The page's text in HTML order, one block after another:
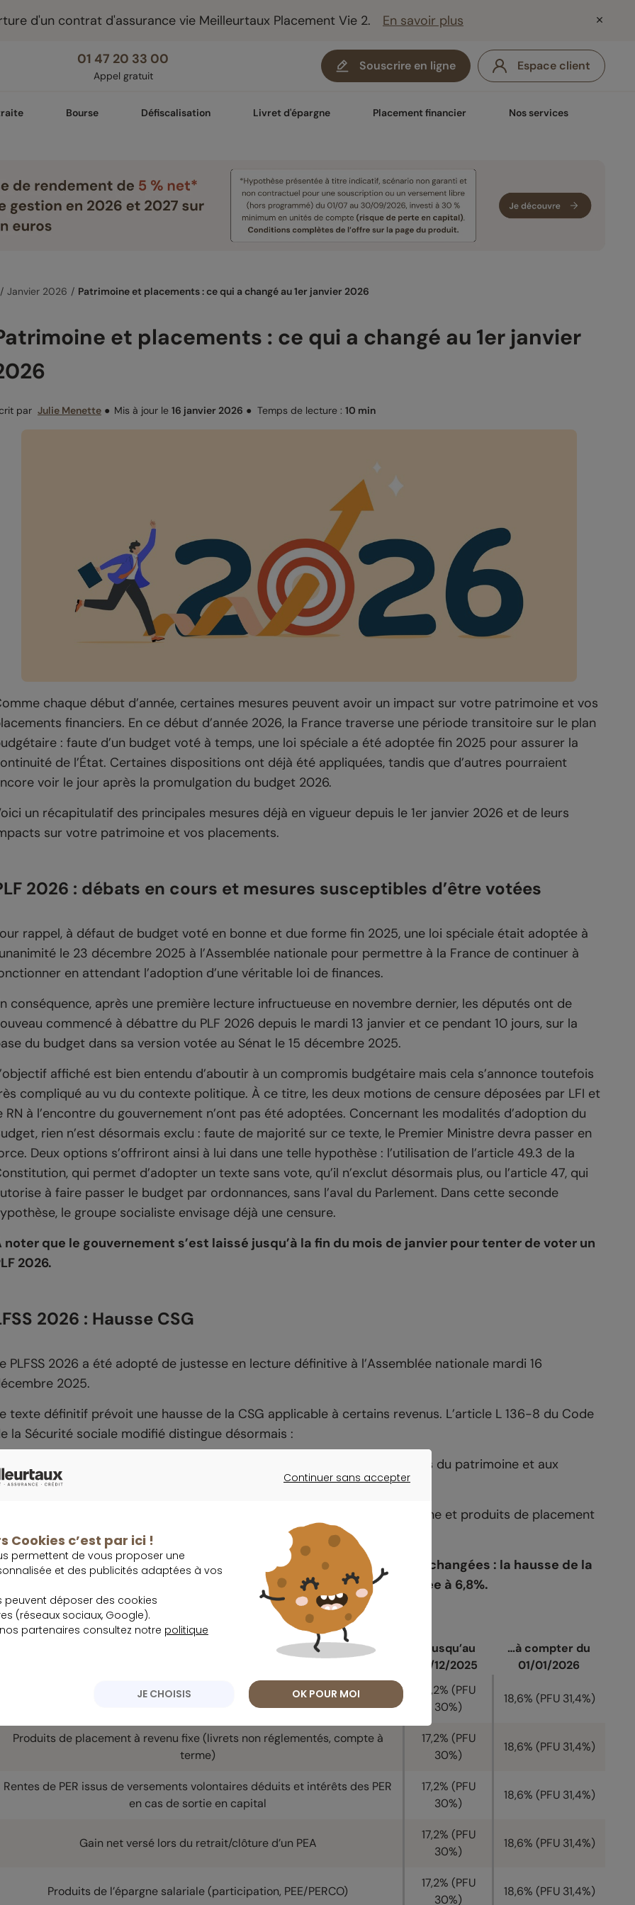
d'un contrat d'assurance vie Meilleurtaux Placement Vie 2. En savoir plus
01 47 20 33 00
Appel gratuit
Souscrire en ligne Espace client
Bourse Défiscalisation Livret d'épargne Placement financier Nos services
Janvier 2026 Patrimoine et placements : ce qui a changé au 1er janvier 2026
et placements : ce qui a changé au 1er janvier
par Julie Menette ● Mis à jour le 16 janvier 2026 ● Temps de lecture : 10 min
chaque début d’année, certaines mesures peuvent avoir un impact sur votre patrimoine et vos
financiers. En ce début d’année 2026, la France traverse une période transitoire sur le plan
: faute d’un budget voté à temps, une loi spéciale a été adoptée fin 2025 pour assurer la
de l’État. Certaines dispositions ont déjà été appliquées, tandis que d’autres pourraient
voir le jour après la promulgation du budget 2026.
un récapitulatif des principales mesures déjà en vigueur depuis le 1er janvier 2026 et de leurs
sur votre patrimoine et vos placements.
2026 : débats en cours et mesures susceptibles d’être votées
rappel, à défaut de budget voté en bonne et due forme fin 2025, une loi spéciale était adoptée à
le 23 décembre 2025 à l’Assemblée nationale pour permettre à la France de continuer à
en attendant l’adoption d’une véritable loi de finances.
conséquence, après une première lecture infructueuse en novembre dernier, les députés ont de
commencé à débattre du PLF 2026 depuis le mardi 13 janvier et ce pendant 10 jours, sur la
du budget dans sa version votée au Sénat le 15 décembre 2025.
affiché est bien entendu d’aboutir à un compromis budgétaire mais cela s’annonce toutefois
compliqué au vu du contexte politique. À ce titre, les deux motions de censure déposées par LFI et
RN à l’encontre du gouvernement n’ont pas été adoptées. Concernant les modalités d’adoption du
rien n’est désormais exclu : faute de majorité sur ce texte, le Premier Ministre devra passer en
Deux options s’offriront ainsi à lui dans une telle hypothèse : l’utilisation de l’article 49.3 de la
qui permet d’adopter un texte sans vote, qu’il n’exclut désormais plus, ou l’article 47, qui
à faire passer le budget par ordonnances, sans l’aval du Parlement. Dans cette seconde
le groupe socialiste envisage déjà une censure.
noter que le gouvernement s’est laissé jusqu’à la fin du mois de janvier pour tenter de voter un
2026.
2026 : Hausse CSG
PLFSS 2026 a été adopté de justesse en lecture définitive à l’Assemblée nationale mardi 16
2025.
texte définitif prévoit une hausse de la CSG applicable à certains revenus. L’article L 136-8 du Code
la Sécurité sociale modifié distingue désormais :
applicable par principe aux revenus du patrimoine et aux
produits de placement ;
applicable à certains revenus du patrimoine et produits de placement
limitativement énumérés par la loi.
noter que les règles de déductibilité applicables à la CSG restent inchangées : la hausse de la
CSG votée est sans incidence sur la fraction déductible de la CSG, fixée à 6,8%.
des revenus impactés par la hausse de la CSG :
Revenus de placement réalisés/constatés…
…jusqu’au
31/12/2025
…à compter du
01/01/2026
Dividendes
17,2% (PFU
30%)
18,6% (PFU 31,4%)
Produits de placement à revenu fixe (livrets non réglementés, compte à
terme)
17,2% (PFU
30%)
18,6% (PFU 31,4%)
Rentes de PER issus de versements volontaires déduits et intérêts des PER
en cas de sortie en capital
17,2% (PFU
30%)
18,6% (PFU 31,4%)
Gain net versé lors du retrait/clôture d’un PEA
17,2% (PFU
30%)
18,6% (PFU 31,4%)
Produits de l’épargne salariale (participation, PEE/PERCO)
17,2% (PFU
30%)
18,6% (PFU 31,4%)
Continuer sans accepter
Cookies c’est par ici !
permettent de vous proposer une
et des publicités adaptées à vos
peuvent déposer des cookies
(réseaux sociaux, Google).
partenaires consultez notre politique
JE CHOISIS OK POUR MOI